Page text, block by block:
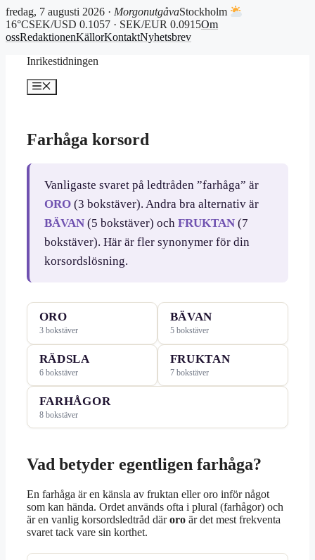
fredag, 7 augusti 2026 · MorgonutgåvaStockholm
16°CSEK/USD 0.1057 · SEK/EUR 0.0915Om
ossRedaktionenKällorKontaktNyhetsbrev
Inrikestidningen
Meny
Farhåga korsord
Vanligaste svaret på ledtråden ”farhåga” är
ORO(3 bokstäver). Andra bra alternativ är
BÄVAN(5 bokstäver) och FRUKTAN(7
bokstäver). Här är fler synonymer för din
korsordslösning.
ORO
3 bokstäver
BÄVAN
5 bokstäver
RÄDSLA
6 bokstäver
FRUKTAN
7 bokstäver
FARHÅGOR
8 bokstäver
Vad betyder egentligen farhåga?
En farhåga är en känsla av fruktan eller oro inför något
som kan hända. Ordet används ofta i plural (farhågor) och
är en vanlig korsordsledtråd däroro är det mest frekventa
svaret tack vare sin korthet.